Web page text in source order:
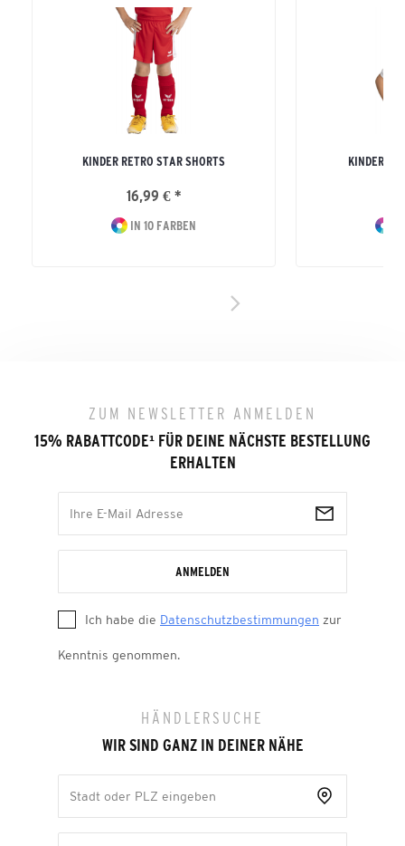
KINDER RETRO STAR SHORTS
16,99 € *
IN 10 FARBEN
KINDER
ZUM NEWSLETTER ANMELDEN
15% RABATTCODE¹ FÜR DEINE NÄCHSTE BESTELLUNG
ERHALTEN
ANMELDEN
Ich habe die Datenschutzbestimmungen zur
Kenntnis genommen.
HÄNDLERSUCHE
WIR SIND GANZ IN DEINER NÄHE